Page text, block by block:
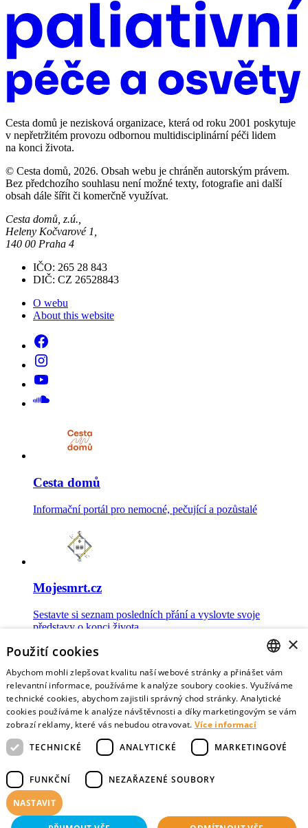
Cesta domů je nezisková organizace, která od roku 2001 poskytuje
v nepřetržitém provozu odbornou multidisciplinární péči lidem
na konci života.
© Cesta domů, 2026. Obsah webu je chráněn autorským právem.
Bez předchozího souhlasu není možné texty, fotografie ani další
obsah dále šířit či komerčně využívat.
Cesta domů, z.ú.,
Heleny Kočvarové 1,
140 00 Praha 4
IČO: 265 28 843
DIČ: CZ 26528843
O webu
About this website
Cesta domů
Informační portál pro nemocné, pečující a pozůstalé
Mojesmrt.cz
Sestavte si seznam posledních přání a vyslovte svoje
představy o konci života
Data o umírání
Nejnovější data o postojích veřejnosti a zdravotníků k umírání
Virtuální vzpomínky
CZECH
ENGLISH
×
Použití cookies
Abychom mohli zlepšovat kvalitu naší webové stránky a přinášet vám
relevantní informace, používáme k analýze soubory cookies. Využíváme
technické cookies, abychom zajistili správný chod stránky. Analytické
cookies používáme k analýze návštěvnosti a díky marketingovým se vám
zobrazí reklamy, které vás nebudou otravovat. Více informací
TECHNICKÉ
ANALYTICKÉ MARKETINGOVÉ
FUNKČNÍ NEZAŘAZENÉ SOUBORY
NASTAVIT